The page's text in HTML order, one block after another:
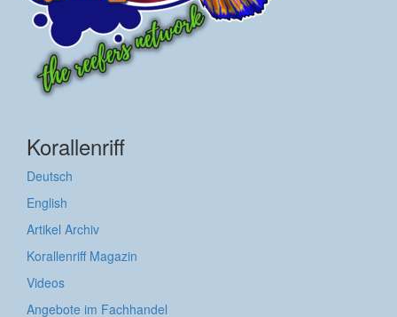
Korallenriff
Deutsch
English
Artikel Archiv
Korallenriff Magazin
Videos
Angebote im Fachhandel